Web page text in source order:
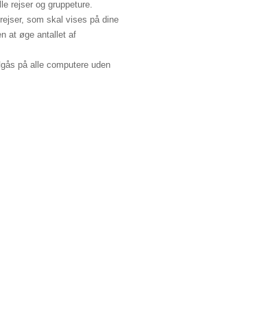
rejser og gruppeture.
som skal vises på dine
at øge antallet af
på alle computere uden